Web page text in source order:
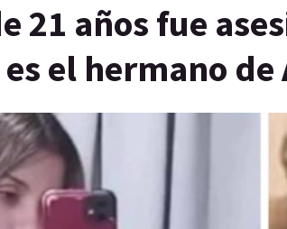
21 años fue
el hermano de